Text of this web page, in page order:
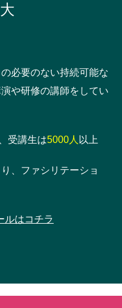
必要のない持続可能な
や研修の講師をしてい
受講生は5000人 以上
、ファシリテーショ
ルはコチラ